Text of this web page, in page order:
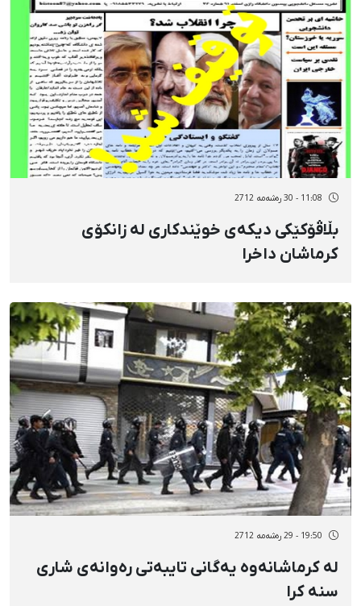
11:08 - 30 رەشەمه 2712
بڵاڤۆکێکی دیکەی خوێندکاری لە زانکۆی
کرماشان داخرا
19:50 - 29 رەشەمه 2712
لە کرماشانەوە یەگانی تایبەتی رەوانەی شاری
سنە کرا